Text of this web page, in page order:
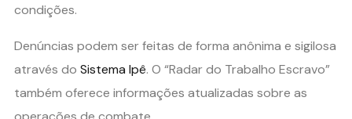
condições.
Denúncias podem ser feitas de forma anônima e sigilosa
através do Sistema Ipê. O “Radar do Trabalho Escravo”
também oferece informações atualizadas sobre as